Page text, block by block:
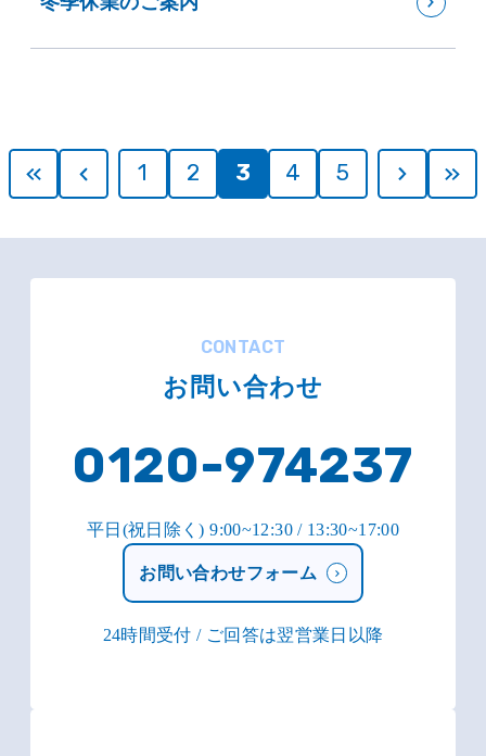
1 2 3 4 5
CONTACT
お問い合わせ
0120-974237
平日(祝日除く) 9:00~12:30 / 13:30~17:00
お問い合わせフォーム
24時間受付 / ご回答は翌営業日以降